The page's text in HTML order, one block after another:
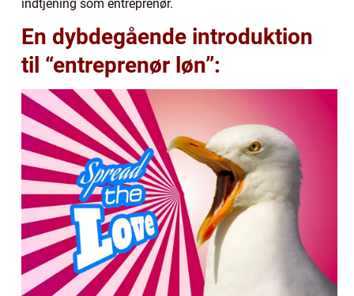
indtjening som entreprenør.
En dybdegående introduktion
til “entreprenør løn”: